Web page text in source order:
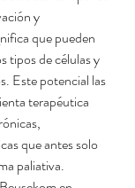
y
que pueden
tipos de células y
Este potencial las
terapéutica
que antes solo
paliativa.